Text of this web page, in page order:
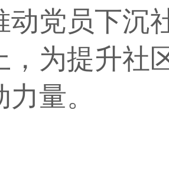
动党员下沉
，为提升社
量。